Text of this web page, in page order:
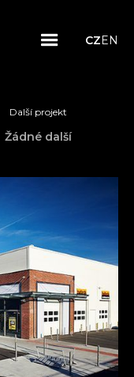
CZEN
Další projekt
Žádné další